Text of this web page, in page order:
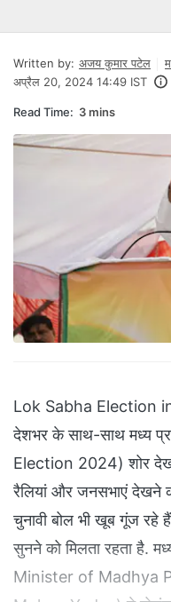
Written by: अजय कुमार पटेल
अप्रैल 20, 2024 14:49 IST
Read Time: 3 mins
Lok Sabha Election
देशभर के साथ-साथ मध्य
Election 2024) शोर
रैलियां और जनसभाएं देखने
चुनावी बोल भी खूब गूंज रहे
सुनने को मिलता रहता है.
Minister of Madhya